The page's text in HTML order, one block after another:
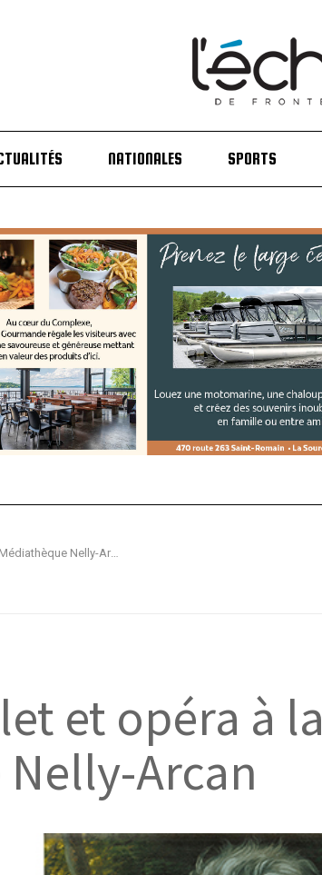
NATIONALES SPORTS
Concerts, ballet et opéra à la Médiathèque Nelly-Arcan
et opéra à la
Arcan